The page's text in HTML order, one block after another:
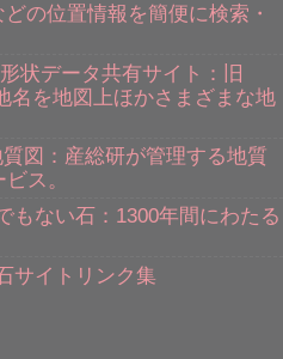
の位置情報を簡便に検索・
状データ共有サイト：旧
名を地図上ほかさまざまな地
図：産総研が管理する地質
ス。
もない石：1300年間にわたる
サイトリンク集